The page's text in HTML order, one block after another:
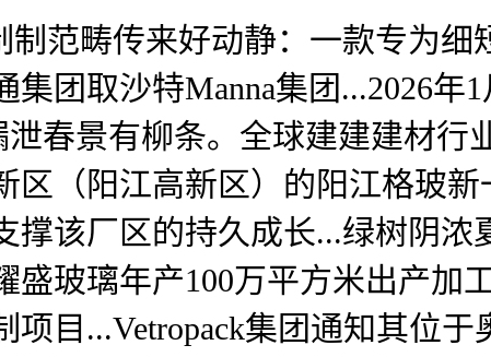
畴传来好动静：一款专为细
团取沙特Manna集团...2026年1
泄春景有柳条。全球建建建材
区（阳江高新区）的阳江格玻
撑该厂区的持久成长...绿树阴
盛玻璃年产100万平方米出产加
项目...Vetropack集团通知其位